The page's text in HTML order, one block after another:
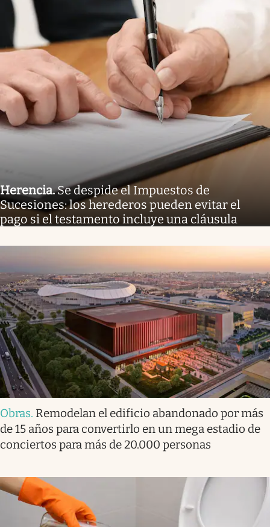
Herencia.Se despide el Impuestos de
Sucesiones: los herederos pueden evitar el
pago si el testamento incluye una cláusula
Obras. Remodelan el edificio abandonado por más
de 15 años para convertirlo en un mega estadio de
conciertos para más de 20.000 personas